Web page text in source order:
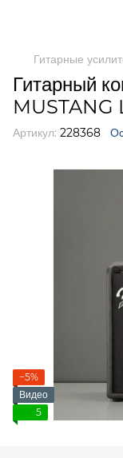
Гитарные
Гитарный
MUSTANG
Артикул: 228368
−5%
Видео
5